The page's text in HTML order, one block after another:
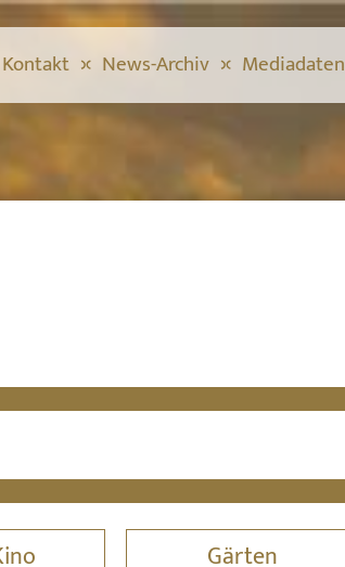
Kontakt News-Archiv Mediadaten
Gärten